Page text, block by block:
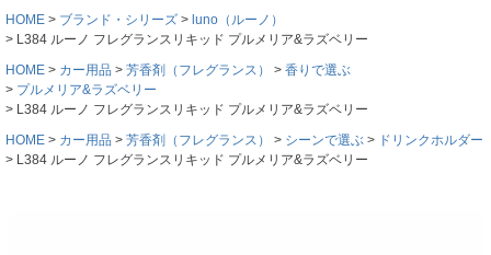
HOME
ブランド・シリーズ
luno（ルーノ）
L384 ルーノ フレグランスリキッド プルメリア&ラズベリー
HOME
カー用品 芳香剤（フレグランス）
香りで選ぶ
プルメリア&ラズベリー
L384 ルーノ フレグランスリキッド プルメリア&ラズベリー
HOME
カー用品 芳香剤（フレグランス） シーンで選ぶ
ドリンクホルダー
L384 ルーノ フレグランスリキッド プルメリア&ラズベリー